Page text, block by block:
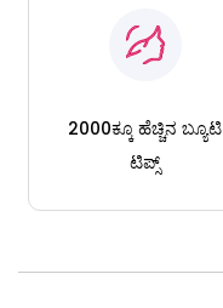
2000ಕ್ಕೂ ಹೆಚ್ಚಿನ ಬ್ಯೂಟಿ
ಟಿಪ್ಸ್